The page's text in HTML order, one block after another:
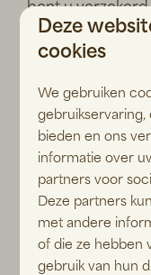
bent u verzekerd
vastgoed, van
de jaarlijkse
Neem contact
Toerisme
Deze
cookies
We gebruiken
bieden en ons
informatie over
partners voor
Deze partners
met andere
of die ze hebben
gebruik van hun